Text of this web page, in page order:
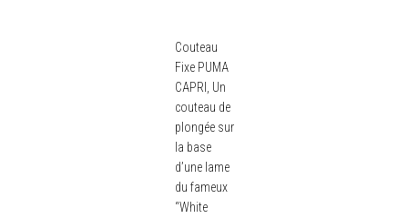
Couteau
Fixe PUMA
CAPRI, Un
couteau de
plongée sur
la base
d’une lame
du fameux
“White